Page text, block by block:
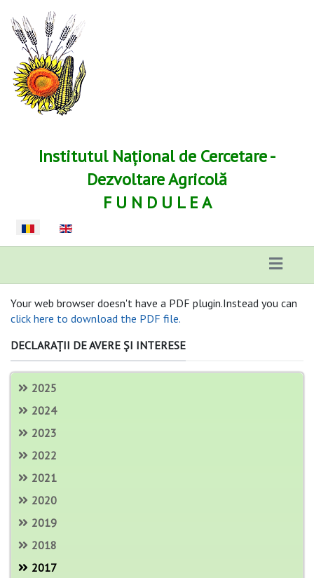
Institutul Național de Cercetare -
Dezvoltare Agricolă
F U N D U L E A
Selectați limba dvs
Your web browser doesn't have a PDF plugin.Instead you can
click here to download the PDF file.
DECLARAȚII DE AVERE ȘI INTERESE
2025
2024
2023
2022
2021
2020
2019
2018
2017